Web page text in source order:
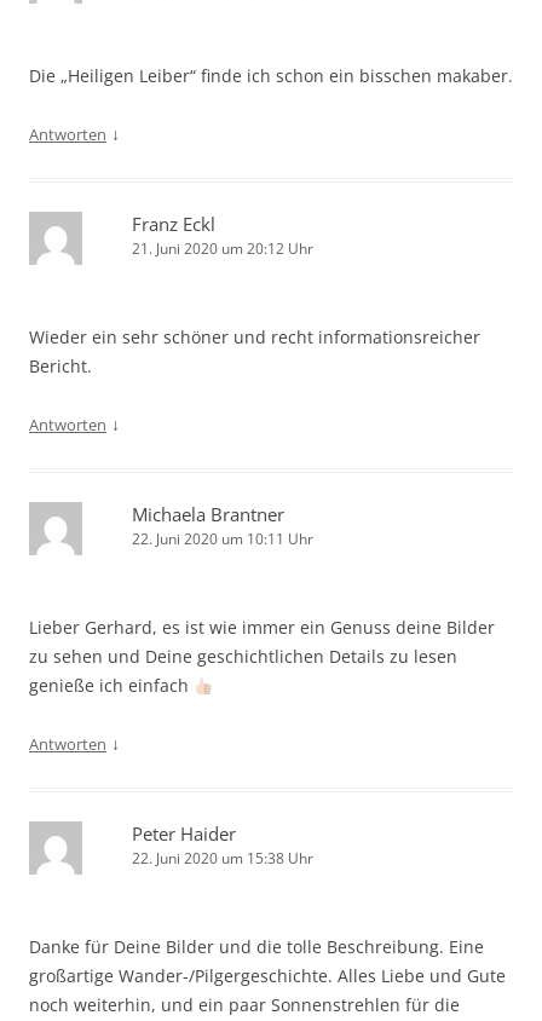
Die „Heiligen Leiber“ finde ich schon ein bisschen makaber.
Antworten ↓
Franz Eckl
21. Juni 2020 um 20:12 Uhr
Wieder ein sehr schöner und recht informationsreicher
Bericht.
Antworten ↓
Michaela Brantner
22. Juni 2020 um 10:11 Uhr
Lieber Gerhard, es ist wie immer ein Genuss deine Bilder
zu sehen und Deine geschichtlichen Details zu lesen
genieße ich einfach
Antworten ↓
Peter Haider
22. Juni 2020 um 15:38 Uhr
Danke für Deine Bilder und die tolle Beschreibung. Eine
großartige Wander-/Pilgergeschichte. Alles Liebe und Gute
noch weiterhin, und ein paar Sonnenstrehlen für die